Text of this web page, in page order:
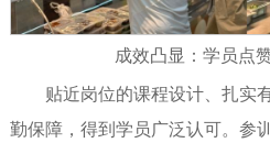
成效凸显：学员点
贴近岗位的课程设计、扎实
勤保障，得到学员广泛认可。参